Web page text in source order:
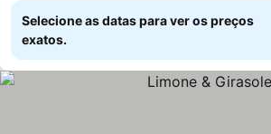
Selecione as datas para ver os preços
exatos.